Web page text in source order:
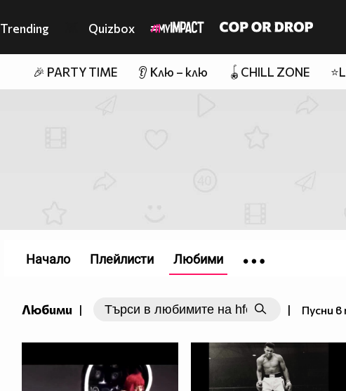
Trending Quizbox
🎉 PARTY TIME 👂 Клю – клю 🪀CHILL ZONE
Любими | | Пусни
Начало Плейлисти Любими